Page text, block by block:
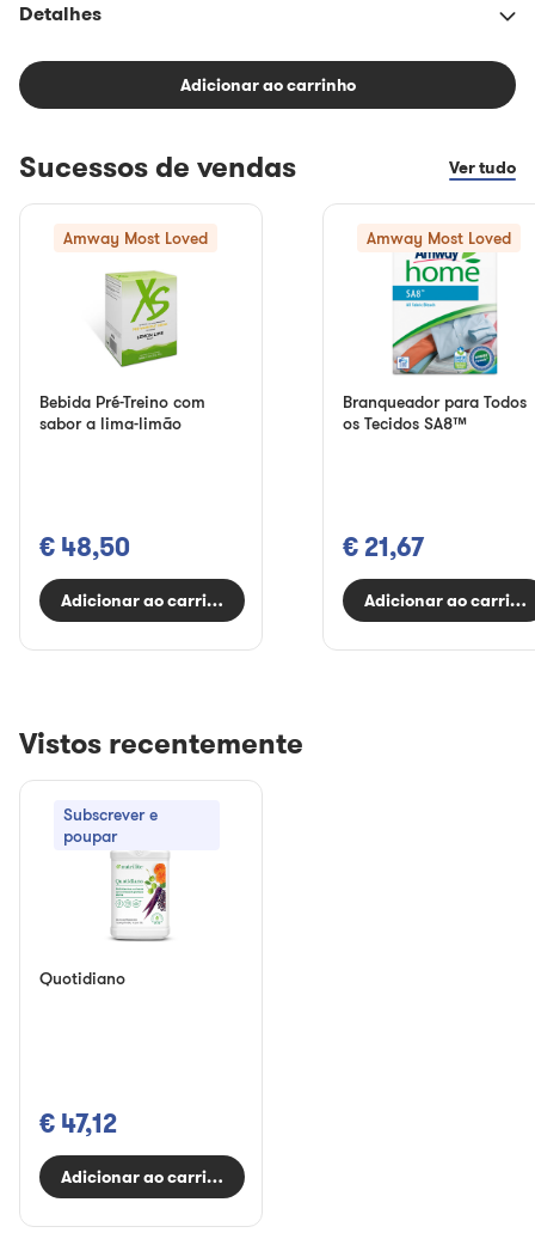
Detalhes
Adicionar ao carrinho
Sucessos de vendas Ver tudo
Amway Most Loved
Bebida Pré-Treino com
sabor a lima-limão
€ 48,50
Adicionar ao carrinho
Amway Most Loved
Branqueador para Todos
os Tecidos SA8™
€ 21,67
Adicionar ao
Vistos recentemente
Subscrever e
poupar
Quotidiano
€ 47,12
Adicionar ao carrinho